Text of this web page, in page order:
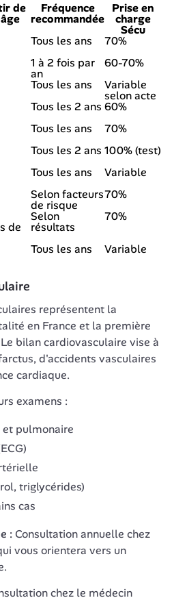
de Fréquence
recommandée
Prise en
charge
Sécu
Tous les ans
70%
1 à 2 fois par
an
60-70%
Tous les ans Variable
selon acte
Tous les 2 ans 60%
Tous les ans
70%
Tous les 2 ans 100% (test)
Tous les ans
Variable
Selon facteurs
de risque
70%
de
Selon
résultats
70%
Tous les ans Variable
représentent la
en France et la première
bilan cardiovasculaire vise à
d'accidents vasculaires
cardiaque.
examens :
pulmonaire
triglycérides)
cas
: Consultation annuelle chez
vous orientera vers un
chez le médecin